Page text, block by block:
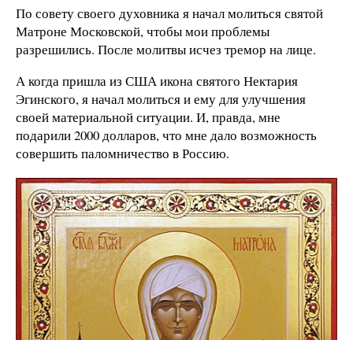
По совету своего духовника я начал молиться святой
Матроне Московской, чтобы мои проблемы
разрешились. После молитвы исчез тремор на лице.
А когда пришла из США икона святого Нектария
Эгинского, я начал молиться и ему для улучшения
своей материальной ситуации. И, правда, мне
подарили 2000 долларов, что мне дало возможность
совершить паломничество в Россию.